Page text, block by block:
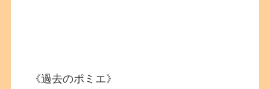
《過去のポミエ》